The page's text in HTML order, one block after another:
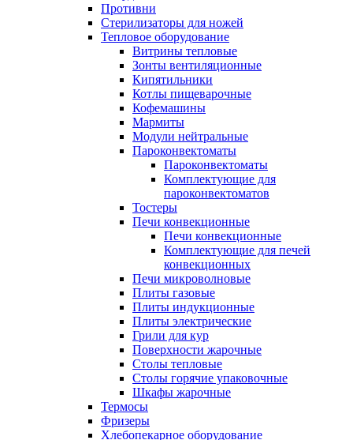
Противни
Стерилизаторы для ножей
Тепловое оборудование
Витрины тепловые
Зонты вентиляционные
Кипятильники
Котлы пищеварочные
Кофемашины
Мармиты
Модули нейтральные
Пароконвектоматы
Пароконвектоматы
Комплектующие для
пароконвектоматов
Тостеры
Печи конвекционные
Печи конвекционные
Комплектующие для печей
конвекционных
Печи микроволновые
Плиты газовые
Плиты индукционные
Плиты электрические
Грили для кур
Поверхности жарочные
Столы тепловые
Столы горячие упаковочные
Шкафы жарочные
Термосы
Фризеры
Хлебопекарное оборудование